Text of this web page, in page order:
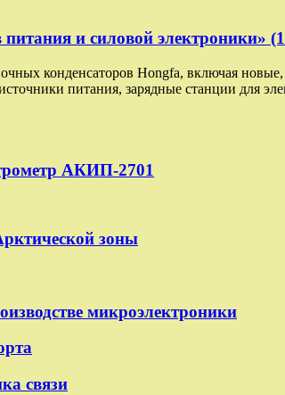
и силовой электроники»
конденсаторов Hongfa, включая
питания, зарядные станции для
АКИП-2701
зоны
микроэлектроники
связи